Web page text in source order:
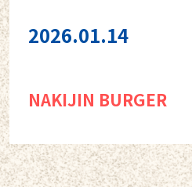
2026.01.14
NAKIJIN BURGER